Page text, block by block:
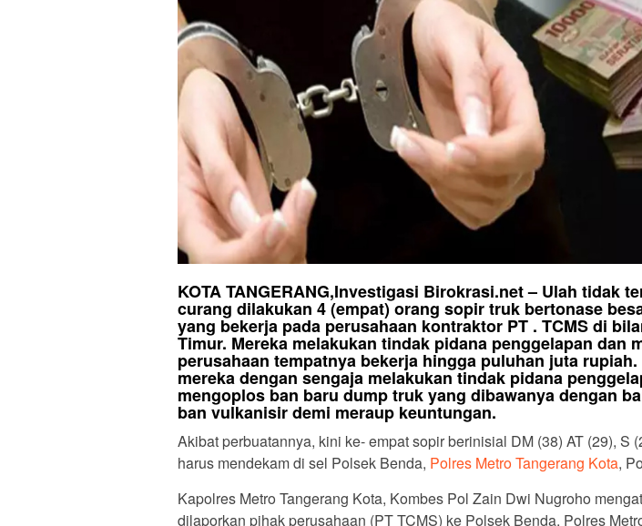
KOTA TANGERANG,Investigasi Birokrasi.net – Ulah tidak
curang dilakukan 4 (empat) orang sopir truk bertonase
yang bekerja pada perusahaan kontraktor PT . TCMS di
Timur. Mereka melakukan tindak pidana penggelapan dan
perusahaan tempatnya bekerja hingga puluhan juta rupiah.
mereka dengan sengaja melakukan tindak pidana
mengoplos ban baru dump truk yang dibawanya dengan
ban vulkanisir demi meraup keuntungan.
Akibat perbuatannya, kini ke- empat sopir berinisial DM (38) AT (29), S
harus mendekam di sel Polsek Benda, Polres Metro Tangerang Kota,
Kapolres Metro Tangerang Kota, Kombes Pol Zain Dwi Nugroho
dilaporkan pihak perusahaan (PT TCMS) ke Polsek Benda, Polres